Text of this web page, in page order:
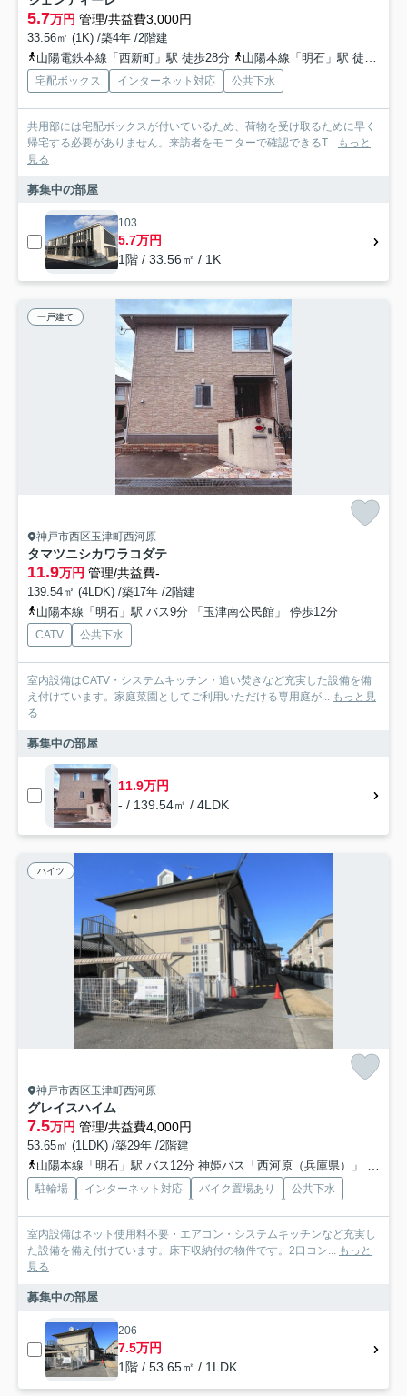
5.7万円 管理/共益費3,000円
33.56㎡ (1K) /築4年 /2階建
山陽電鉄本線「西新町」駅 徒歩28分
山陽本線「明石」駅 徒歩34分
宅配ボックス インターネット対応 公共下水
共用部には宅配ボックスが付いているため、荷物を受け取るために早く
帰宅する必要がありません。来訪者をモニターで確認できるT... もっと
見る
募集中の部屋
103
5.7万円
1階 / 33.56㎡ / 1K
一戸建て
神戸市西区玉津町西河原
タマツニシカワラコダテ
11.9万円 管理/共益費-
139.54㎡ (4LDK) /築17年 /2階建
山陽本線「明石」駅 バス9分 「玉津南公民館」 停歩12分
CATV 公共下水
室内設備はCATV・システムキッチン・追い焚きなど充実した設備を備
え付けています。家庭菜園としてご利用いただける専用庭が... もっと見
る
募集中の部屋
11.9万円
- / 139.54㎡ / 4LDK
ハイツ
神戸市西区玉津町西河原
グレイスハイム
7.5万円 管理/共益費4,000円
53.65㎡ (1LDK) /築29年 /2階建
山陽本線「明石」駅 バス12分 神姫バス「西河原（兵庫県）」 停歩5分
駐輪場 インターネット対応 バイク置場あり 公共下水
室内設備はネット使用料不要・エアコン・システムキッチンなど充実し
た設備を備え付けています。床下収納付の物件です。2口コン... もっと
見る
募集中の部屋
206
7.5万円
1階 / 53.65㎡ / 1LDK